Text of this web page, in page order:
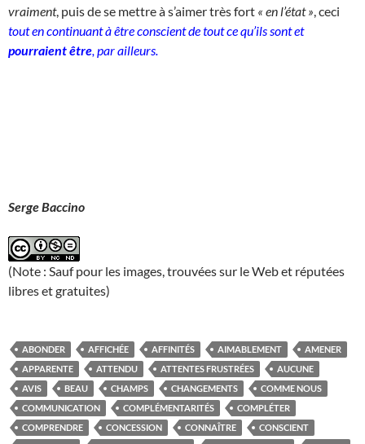
vraiment, puis de se mettre à s’aimer très fort « en l’état » , ceci
tout en continuant à être conscient de tout ce qu’ils sont et
pourraient être , par ailleurs.
Serge Baccino
(Note : Sauf pour les images, trouvées sur le Web et réputées
libres et gratuites)
ABONDER AFFICHÉE AFFINITÉS AIMABLEMENT
AMENER
APPARENTE
ATTENDU ATTENTES FRUSTRÉES
AUCUNE
AVIS
BEAU CHAMPS CHANGEMENTS
COMME NOUS
COMMUNICATION
COMPLÉMENTARITÉS
COMPLÉTER
COMPRENDRE
CONCESSION CONNAÎTRE
CONSCIENT